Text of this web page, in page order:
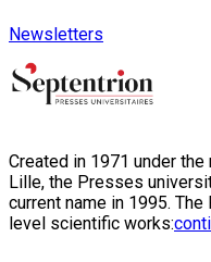
Newsletters
Created in 1971 under
Lille, the Presses
current name in 1995.
level scientific works: